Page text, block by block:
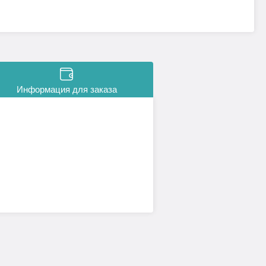
Информация для заказа